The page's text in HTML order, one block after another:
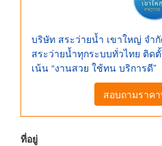
บริษัท สระว่ายน้ำ เขาใหญ่ จำ
สระว่ายน้ำทุกระบบทั่วไทย ติด
เน้น “งานสวย ใช้ทน บริการดี”
สอบถามราค
ที่อยู่